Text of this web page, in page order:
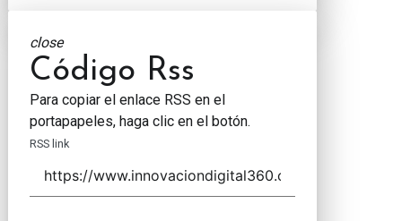
close
Código Rss
Para copiar el enlace RSS en el
portapapeles, haga clic en el botón.
RSS link